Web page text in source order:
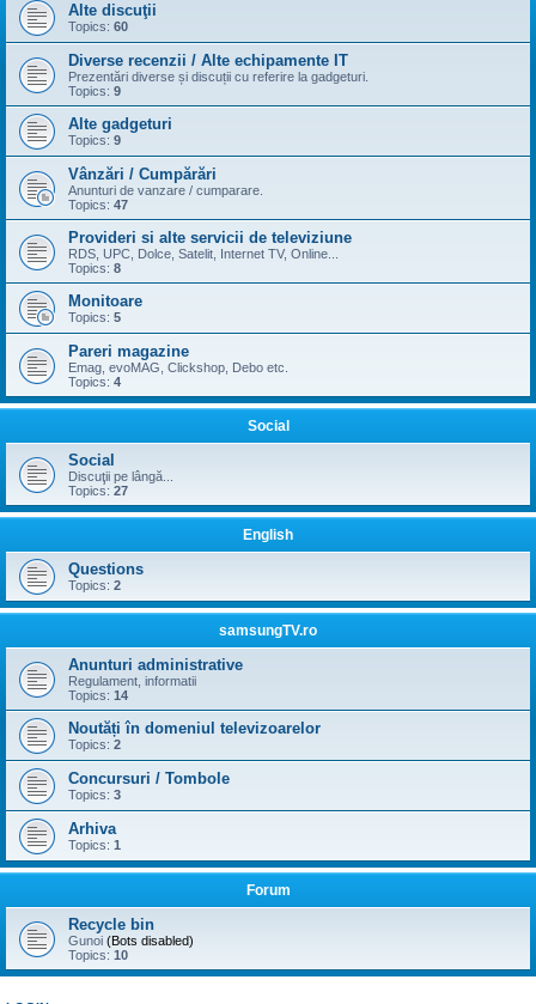
Alte discuţii
Topics: 60
Diverse recenzii / Alte echipamente IT
Prezentări diverse și discuții cu referire la gadgeturi.
Topics: 9
Alte gadgeturi
Topics: 9
Vânzări / Cumpărări
Anunturi de vanzare / cumparare.
Topics: 47
Provideri si alte servicii de televiziune
RDS, UPC, Dolce, Satelit, Internet TV, Online...
Topics: 8
Monitoare
Topics: 5
Pareri magazine
Emag, evoMAG, Clickshop, Debo etc.
Topics: 4
Social
Social
Discuţii pe lângă...
Topics: 27
English
Questions
Topics: 2
samsungTV.ro
Anunturi administrative
Regulament, informatii
Topics: 14
Noutăți în domeniul televizoarelor
Topics: 2
Concursuri / Tombole
Topics: 3
Arhiva
Topics: 1
Forum
Recycle bin
Gunoi (Bots disabled)
Topics: 10